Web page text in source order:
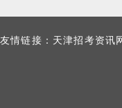
友情链接： 天津招考资讯